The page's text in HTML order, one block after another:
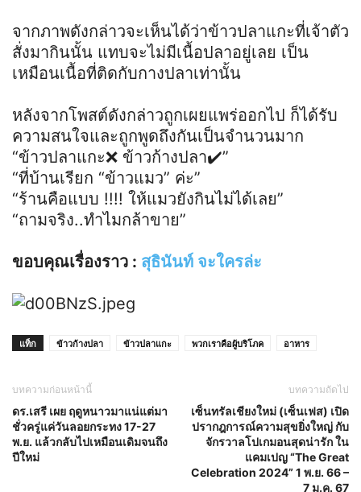
จากภาพดังกล่าวจะเห็นได้ว่าข้าวปลาแกะที่เจ้าตัว
สั่งมากินนั้น แทบจะไม่มีเนื้อปลาอยู่เลย เป็น
เหมือนเนื้อที่ติดกับกางปลาเท่านั้น
หลังจากโพสต์ดังกล่าวถูกเผยแพร่ออกไป ก็ได้รับ
ความสนใจและถูกพูดถึงกันเป็นจำนวนมาก
“ข้าวปลาแกะ❌ ข้าวก้างปลา✔️”
“ที่บ้านเรียก “ข้าวแมว” ค่ะ”
“ร้านคือแบบ !!!! ให้แมวยังกินไม่ได้เลย”
“ถามจริง..ทำไมกล้าขาย”
ขอบคุณเรื่องราว : สุธินันท์ จะใครล่ะ
แท็ก ข้าวก้างปลา ข้าวปลาแกะ พวกเราคือผู้บริโภค อาหาร
บทความก่อนหน้านี้
ดร.เสรี เผย ฤดูหนาวมาแน่แต่มา
ชั่วครู่แค่วันลอยกระทง 17-27
พ.ย. แล้วกลับไปเหมือนเดิมจนถึง
ปีใหม่
บทความถัดไป
เซ็นทรัลเชียงใหม่ (เซ็นเฟส) เปิด
ปรากฎการณ์ความสุขยิ่งใหญ่ กับ
จักรวาลโปเกมอนสุดน่ารัก ใน
แคมเปญ “The Great
Celebration 2024” 1 พ.ย. 66 –
7 ม.ค. 67